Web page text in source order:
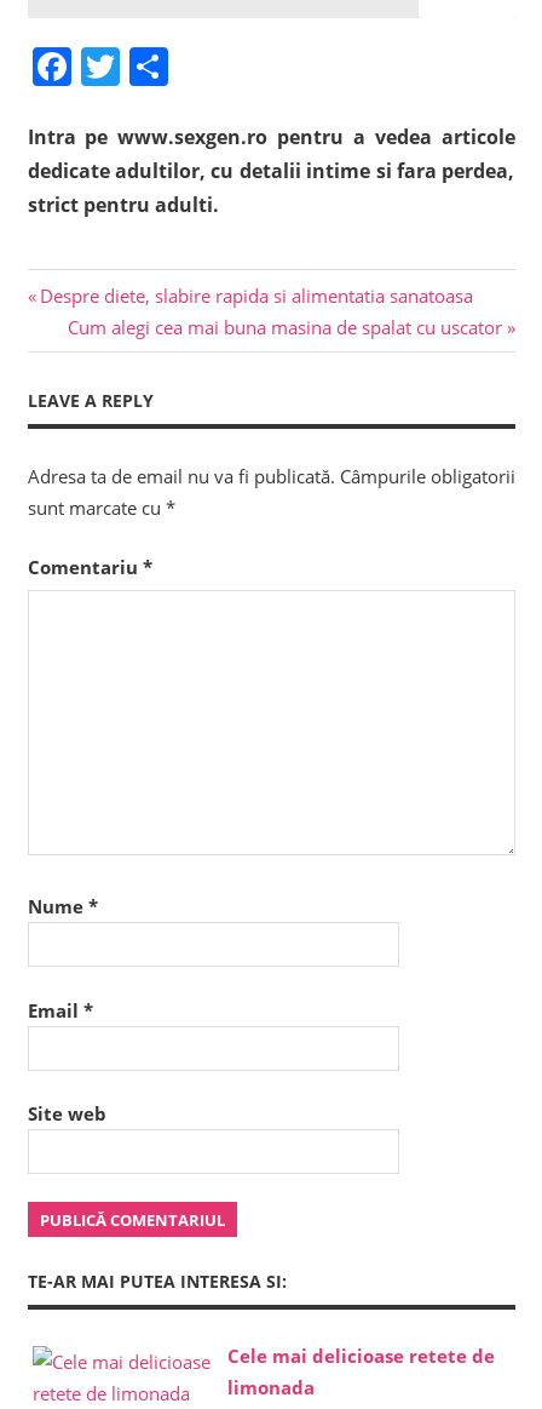
Facebook
Twitter
Share
Intra pe www.sexgen.ro pentru a vedea articole
dedicate adultilor, cu detalii intime si fara perdea,
strict pentru adulti.
Navigare
în
articole
Previous
Post:
Despre diete, slabire rapida si alimentatia sanatoasa
Next
Post:
Cum alegi cea mai buna masina de spalat cu uscator
LEAVE A REPLY
Adresa ta de email nu va fi publicată. Câmpurile obligatorii
sunt marcate cu *
Comentariu *
Nume *
Email *
Site web
TE-AR MAI PUTEA INTERESA SI:
Cele mai delicioase retete de
limonada